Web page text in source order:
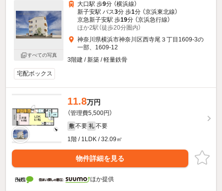
すべての写真
大口駅 歩9分 （横浜線）
新子安駅 バス3分 歩1分 （京浜東北線）
京急新子安駅 歩19分 （京浜急行線）
ほか2駅（徒歩20分圏内）
神奈川県横浜市神奈川区西寺尾３丁目1609-3の
一部、1609-12
3階建 / 新築 / 軽量鉄骨
宅配ボックス
11.8万円
（管理費5,500円）
敷 不要 礼 不要
1階 / 1LDK / 32.09㎡
物件詳細を見る
ほか提供